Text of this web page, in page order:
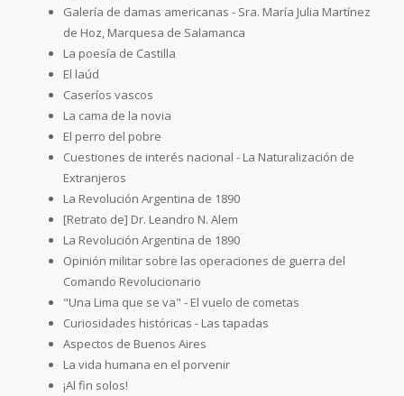
Galería de damas americanas - Sra. María Julia Martínez
de Hoz, Marquesa de Salamanca
La poesía de Castilla
El laúd
Caseríos vascos
La cama de la novia
El perro del pobre
Cuestiones de interés nacional - La Naturalización de
Extranjeros
La Revolución Argentina de 1890
[Retrato de] Dr. Leandro N. Alem
La Revolución Argentina de 1890
Opinión militar sobre las operaciones de guerra del
Comando Revolucionario
"Una Lima que se va" - El vuelo de cometas
Curiosidades históricas - Las tapadas
Aspectos de Buenos Aires
La vida humana en el porvenir
¡Al fin solos!